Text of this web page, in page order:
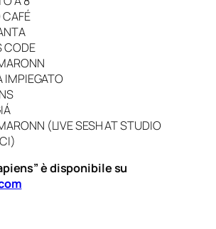
CAFÉ
CODE
IMPIEGATO
(LIVE SESH AT STUDIO
è disponibile su